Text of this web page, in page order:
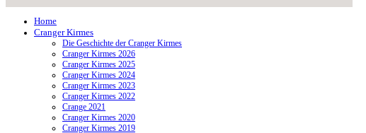
Home
Cranger Kirmes
Die Geschichte der Cranger Kirmes
Cranger Kirmes 2026
Cranger Kirmes 2025
Cranger Kirmes 2024
Cranger Kirmes 2023
Cranger Kirmes 2022
Crange 2021
Cranger Kirmes 2020
Cranger Kirmes 2019